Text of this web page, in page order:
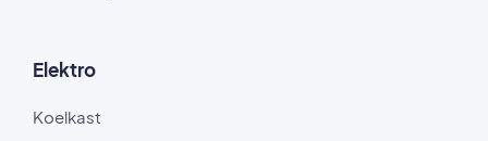
Elektro
Koelkast